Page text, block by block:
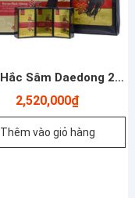
Nước Hắc Sâm Daedong 20ml*90 Gói – Yến Sào Plaza
2,520,000₫
Thêm vào giỏ hàng